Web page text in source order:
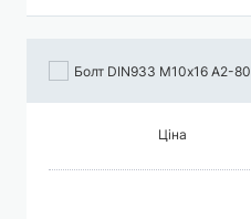
Болт DIN933 М10х16 А2-80
Ціна